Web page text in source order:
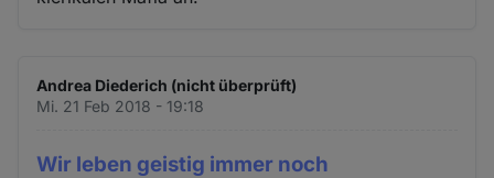
Andrea Diederich (nicht überprüft)
Mi. 21 Feb 2018 - 19:18
Wir leben geistig immer noch